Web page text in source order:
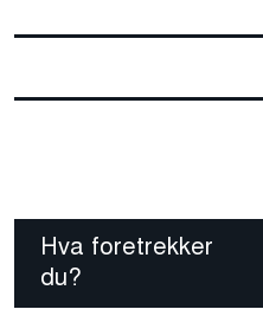
Hva foretrekker
du?